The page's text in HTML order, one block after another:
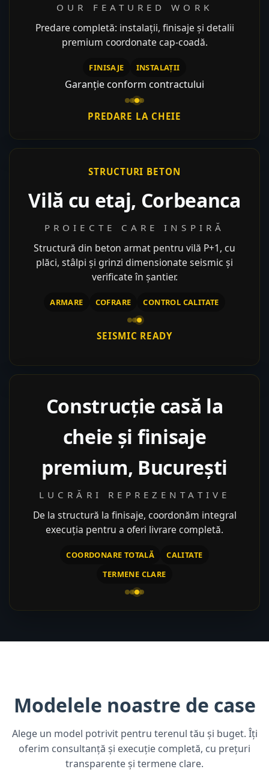
OUR FEATURED WORK
Predare completă: instalații, finisaje și detalii
premium coordonate cap-coadă.
FINISAJE INSTALAȚII
Garanție conform contractului
PREDARE LA CHEIE
STRUCTURI BETON
Vilă cu etaj, Corbeanca
PROIECTE CARE INSPIRĂ
Structură din beton armat pentru vilă P+1, cu
plăci, stâlpi și grinzi dimensionate seismic și
verificate în șantier.
ARMARE COFRARE CONTROL CALITATE
SEISMIC READY
Construcție casă la
cheie și finisaje
premium, București
LUCRĂRI REPREZENTATIVE
De la structură la finisaje, coordonăm integral
execuția pentru a oferi livrare completă.
COORDONARE TOTALĂ
CALITATE
TERMENE CLARE
Modelele noastre de case
Alege un model potrivit pentru terenul tău și buget. Îți
oferim consultanță și execuție completă, cu prețuri
transparente și termene clare.